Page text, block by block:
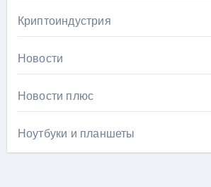
Криптоиндустрия
Новости
Новости плюс
Ноутбуки и планшеты